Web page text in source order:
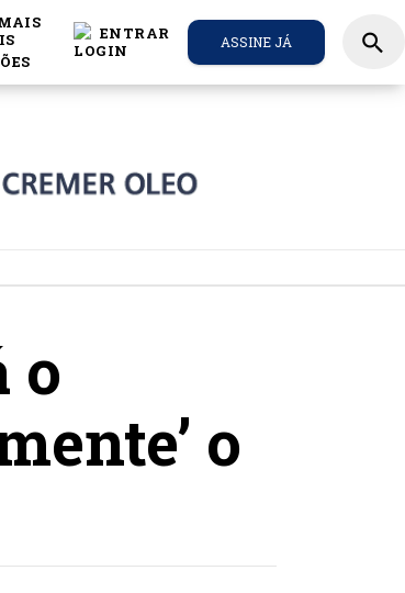
ENTRAR ASSINE JÁ search
o
o